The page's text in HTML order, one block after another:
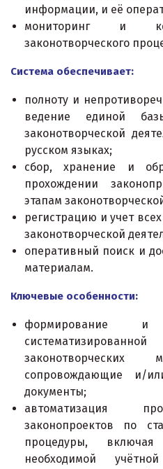
информации, и её
мониторинг и
законотворческого
Система обеспечивает:
полноту и
ведение единой
законотворческой
русском языках;
сбор, хранение и
прохождении
этапам
регистрацию и учет
законотворческой
оперативный поиск и
материалам.
Ключевые особенности:
формирование
законотворческих
сопровождающие и/
документы;
автоматизация
законопроектов по
процедуры,
необходимой